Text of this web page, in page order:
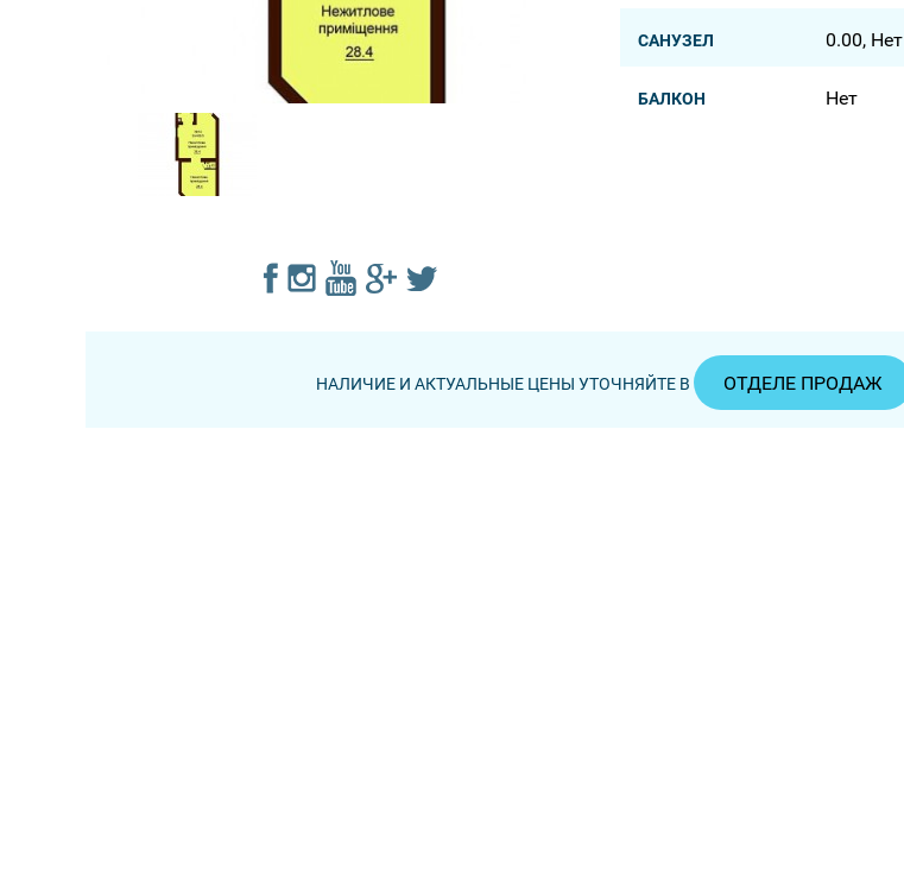
САНУЗЕЛ 0.00, Нет
БАЛКОН Нет
НАЛИЧИЕ И АКТУАЛЬНЫЕ ЦЕНЫ УТОЧНЯЙТЕ В ОТДЕЛЕ ПРОДАЖ